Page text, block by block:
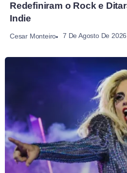
Redefiniram o Rock e
Indie
Cesar Monteiro 7 De Agosto De 2026